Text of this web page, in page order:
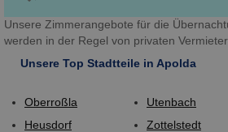
Unsere Zimmerangebote für die
werden in der Regel von privaten
Unsere Top Stadtteile in Apolda
Oberroßla
Heusdorf
Utenbach
Zottelstedt